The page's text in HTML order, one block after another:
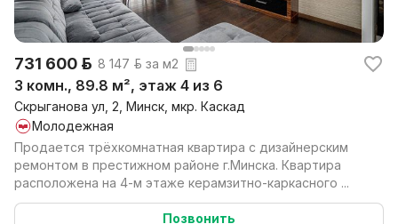
731 600 р. 8 147 р. за м2
3 комн., 89.8 м², этаж 4 из 6
Скрыганова ул, 2, Минск, мкр. Каскад
Молодежная
Продается трёхкомнатная квартира с дизайнерским
ремонтом в престижном районе г.Минска. Квартира
расположена на 4-м этаже керамзитно-каркасного ...
Позвонить